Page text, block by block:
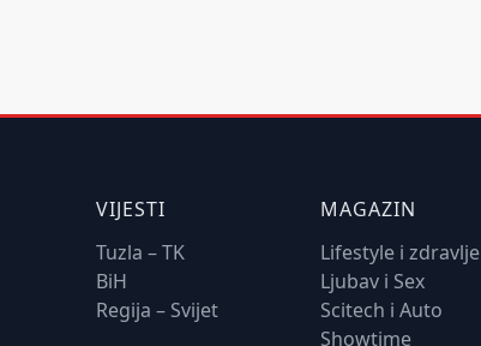
VIJESTI
Tuzla – TK
BiH
Regija – Svijet
MAGAZIN
Lifestyle i zdravlje
Ljubav i Sex
Scitech i Auto
Showtime